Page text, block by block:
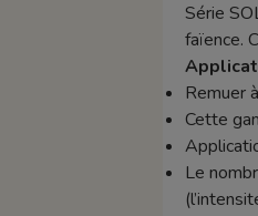
Série
faïence.
Remuer
Cette
Le